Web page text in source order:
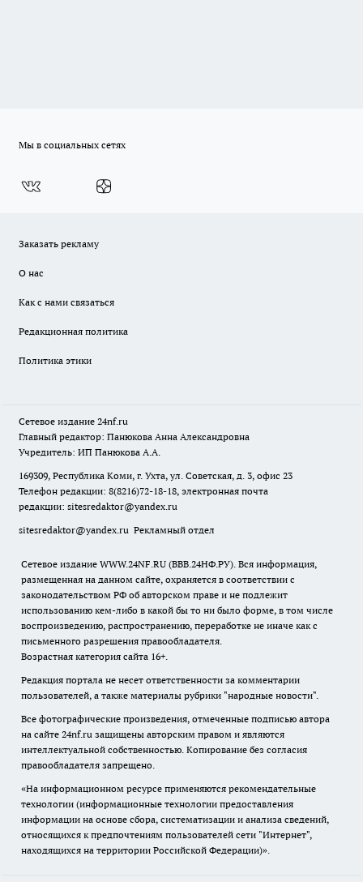
Мы в социальных сетях
Заказать рекламу
О нас
Как с нами связаться
Редакционная политика
Политика этики
Сетевое издание 24nf.ru
Главный редактор: Панюкова Анна Александровна
Учредитель: ИП Панюкова А.А.
169309, Республика Коми, г. Ухта, ул. Советская, д. 3, офис 23
Телефон редакции: 8(8216)72-18-18, электронная почта
редакции: sitesredaktor@yandex.ru
sitesredaktor@yandex.ru Рекламный отдел
Сетевое издание WWW.24NF.RU (ВВВ.24НФ.РУ). Вся информация,
размещенная на данном сайте, охраняется в соответствии с
законодательством РФ об авторском праве и не подлежит
использованию кем-либо в какой бы то ни было форме, в том числе
воспроизведению, распространению, переработке не иначе как с
письменного разрешения правообладателя.
Возрастная категория сайта 16+.
Редакция портала не несет ответственности за комментарии
пользователей, а также материалы рубрики "народные новости".
Все фотографические произведения, отмеченные подписью автора
на сайте 24nf.ru защищены авторским правом и являются
интеллектуальной собственностью. Копирование без согласия
правообладателя запрещено.
«На информационном ресурсе применяются рекомендательные
технологии (информационные технологии предоставления
информации на основе сбора, систематизации и анализа сведений,
относящихся к предпочтениям пользователей сети "Интернет",
находящихся на территории Российской Федерации)».